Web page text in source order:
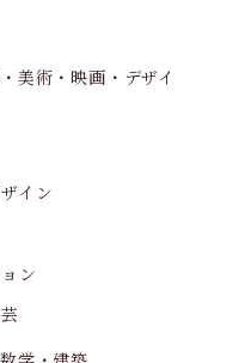
美術・映画・デザイ
イン
ン